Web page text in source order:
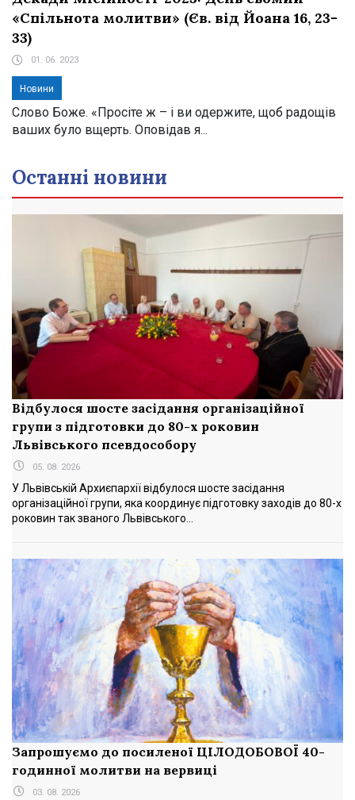
«Спільнота молитви» (Єв. від Йоана 16, 23-
33)
01. 06. 2023
Новини
Слово Боже. «Просіте ж – і ви одержите, щоб радощів
ваших було вщерть. Оповідав я...
Останні новини
Відбулося шосте засідання організаційної
групи з підготовки до 80-х роковин
Львівського псевдособору
05. 08. 2026
У Львівській Архиєпархії відбулося шосте засідання
організаційної групи, яка координує підготовку заходів до 80-х
роковин так званого Львівського...
Запрошуємо до посиленої ЦІЛОДОБОВОЇ 40-
годинної молитви на вервиці
03. 08. 2026